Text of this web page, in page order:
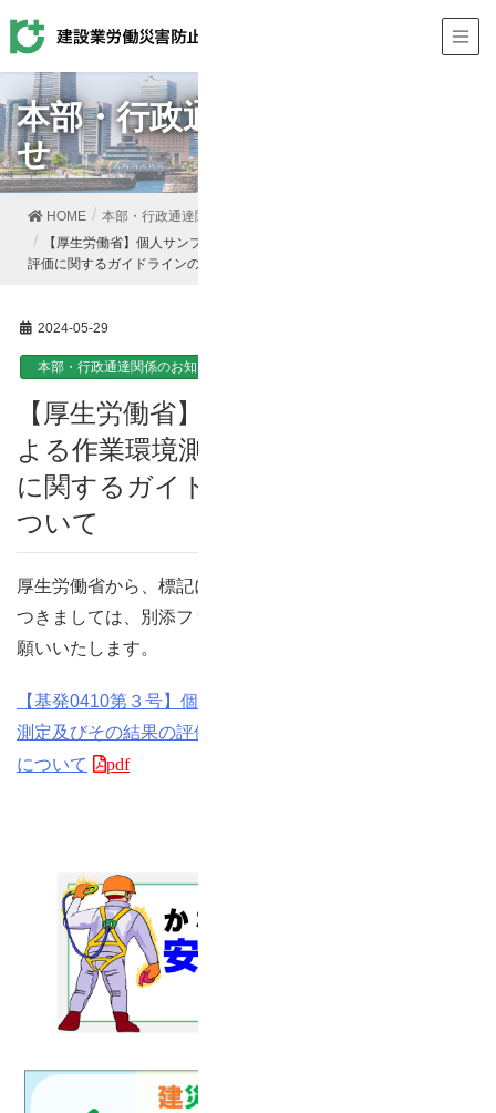
本部・行政通達関係のお知ら
せ
HOME
本部・行政通達関係のお知らせ
【厚生労働省】個人サンプリング法による作業環境測定及びその結果の
評価に関するガイドラインの一部改正について
2024-05-29
本部・行政通達関係のお知らせ
【厚生労働省】個人サンプリング法に
よる作業環境測定及びその結果の評価
に関するガイドラインの一部改正に
ついて
厚生労働省から、標記について周知依頼がありました。
つきましては、別添ファイルをご確認いただきますようお
願いいたします。
【基発0410第３号】個人サンプリング法による作業環境
測定及びその結果の評価に関するガイドラインの一部改正
について